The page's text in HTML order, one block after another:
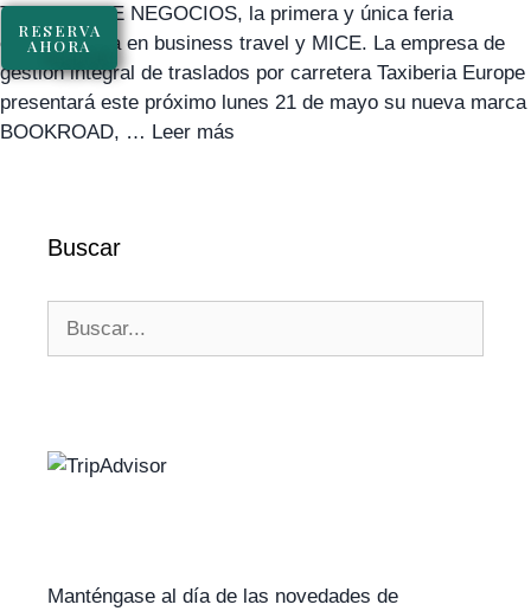
RESERVA
AHORA
TURISMO DE NEGOCIOS, la primera y única feria
especializada en business travel y MICE. La empresa de
gestión integral de traslados por carretera Taxiberia Europe
presentará este próximo lunes 21 de mayo su nueva marca
BOOKROAD, … Leer más
Buscar
Manténgase al día de las novedades de